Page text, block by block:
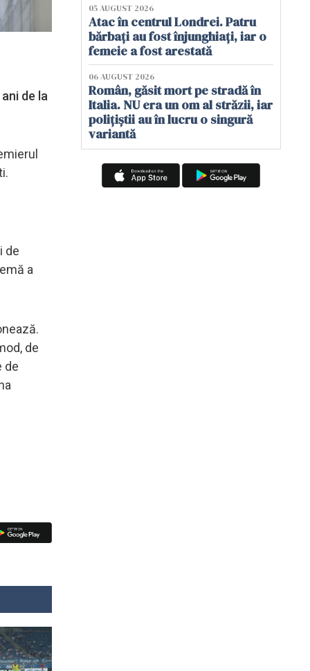
de la
de
a
de
de
05 AUGUST 2026
Atac în centrul Londrei. Patru
bărbați au fost înjunghiați, iar o
femeie a fost arestată
06 AUGUST 2026
Român, găsit mort pe stradă în
Italia. NU era un om al străzii, iar
polițiștii au în lucru o singură
variantă